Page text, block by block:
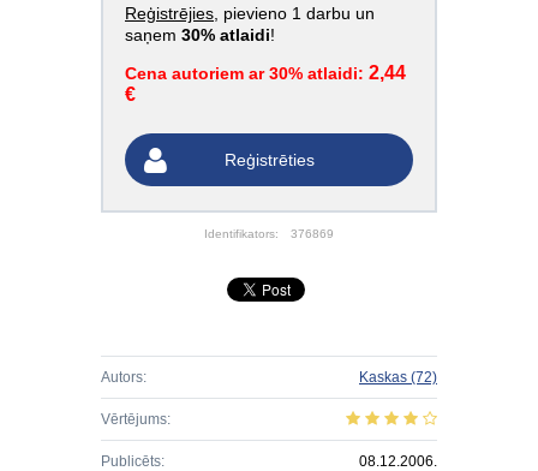
Reģistrējies , pievieno 1 darbu un
saņem 30% atlaidi!
Cena autoriem ar 30% atlaidi: 2,44
€
Reģistrēties
Identifikators: 376869
Autors: Kaskas (72)
Vērtējums:
Publicēts: 08.12.2006.